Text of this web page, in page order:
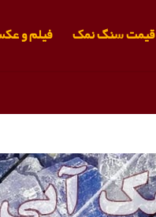
قیمت سنگ نمک فیلم و